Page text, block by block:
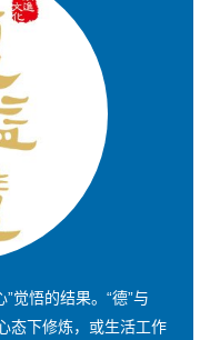
”觉悟的结果。“德”与
态下修炼，或生活工作